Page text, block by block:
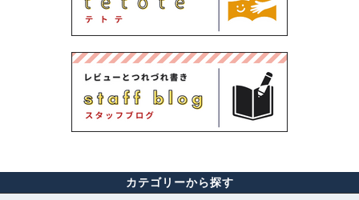
カテゴリーから探す